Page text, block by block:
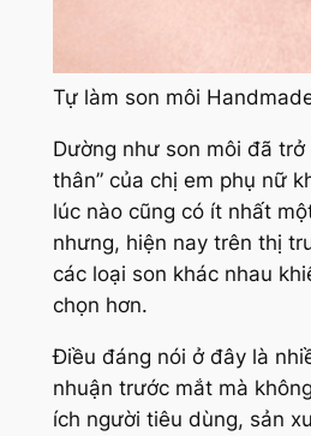
Tự làm son môi
Dường như son môi đã trở
thân” của chị em phụ nữ
lúc nào cũng có ít nhất
nhưng, hiện nay trên thị
các loại son khác nhau
chọn hơn.
Điều đáng nói ở đây là
nhuận trước mắt mà
ích người tiêu dùng, sản